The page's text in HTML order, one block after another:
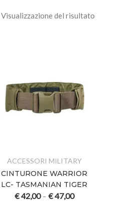
Visualizzazione del risultato
ACCESSORI MILITARY
CINTURONE WARRIOR
LC- TASMANIAN TIGER
€42,00 – €47,00